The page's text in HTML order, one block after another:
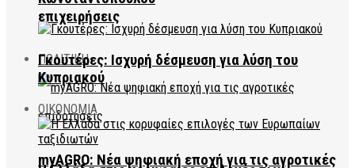
επιχειρήσεις
ΠΟΛΙΤΙΚΗ
myAGRO: Νέα ψηφιακή εποχή για τις αγροτικές
Γκουτέρες: Ισχυρή δέσμευση για λύση του
Κυπριακού
ΟΙΚΟΝΟΜΙΑ